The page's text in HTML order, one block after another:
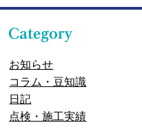
お知らせ
コラム・豆知識
日記
点検・施工実績